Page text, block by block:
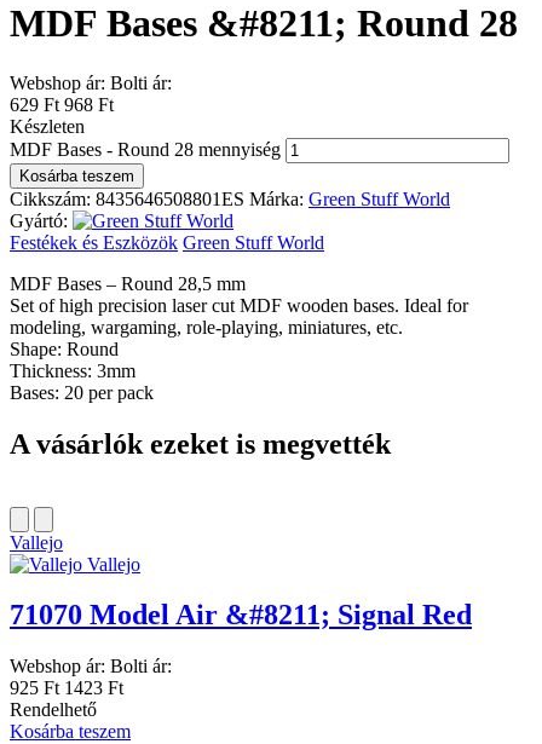
MDF Bases &#8211; Round 28
Webshop ár: Bolti ár:
629 Ft 968 Ft
Készleten
MDF Bases - Round 28 mennyiség
Kosárba teszem
Cikkszám: 8435646508801ES Márka: Green Stuff World
Gyártó:
Festékek és Eszközök Green Stuff World
MDF Bases – Round 28,5 mm
Set of high precision laser cut MDF wooden bases. Ideal for
modeling, wargaming, role-playing, miniatures, etc.
Shape: Round
Thickness: 3mm
Bases: 20 per pack
A vásárlók ezeket is megvették
Vallejo
Vallejo
71070 Model Air &#8211; Signal Red
Webshop ár: Bolti ár:
925 Ft 1423 Ft
Rendelhető
Kosárba teszem